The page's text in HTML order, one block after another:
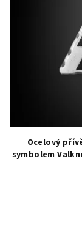
Ocelový
symbolem